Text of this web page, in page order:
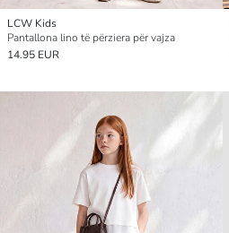
LCW Kids
Pantallona lino të përziera për vajza
14.95 EUR